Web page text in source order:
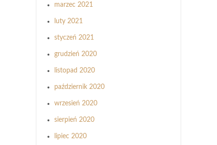
marzec 2021
luty 2021
styczeń 2021
grudzień 2020
listopad 2020
październik 2020
wrzesień 2020
sierpień 2020
lipiec 2020